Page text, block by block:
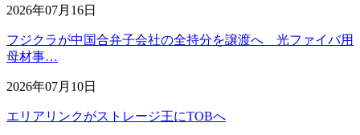
2026年07月16日
フジクラが中国合弁子会社の全持分を譲渡へ 光ファイバ用
母材事…
2026年07月10日
エリアリンクがストレージ王にTOBへ